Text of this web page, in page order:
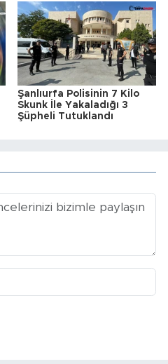
Şanlıurfa Polisinin 7 Kilo
Skunk İle Yakaladığı 3
Şüpheli Tutuklandı